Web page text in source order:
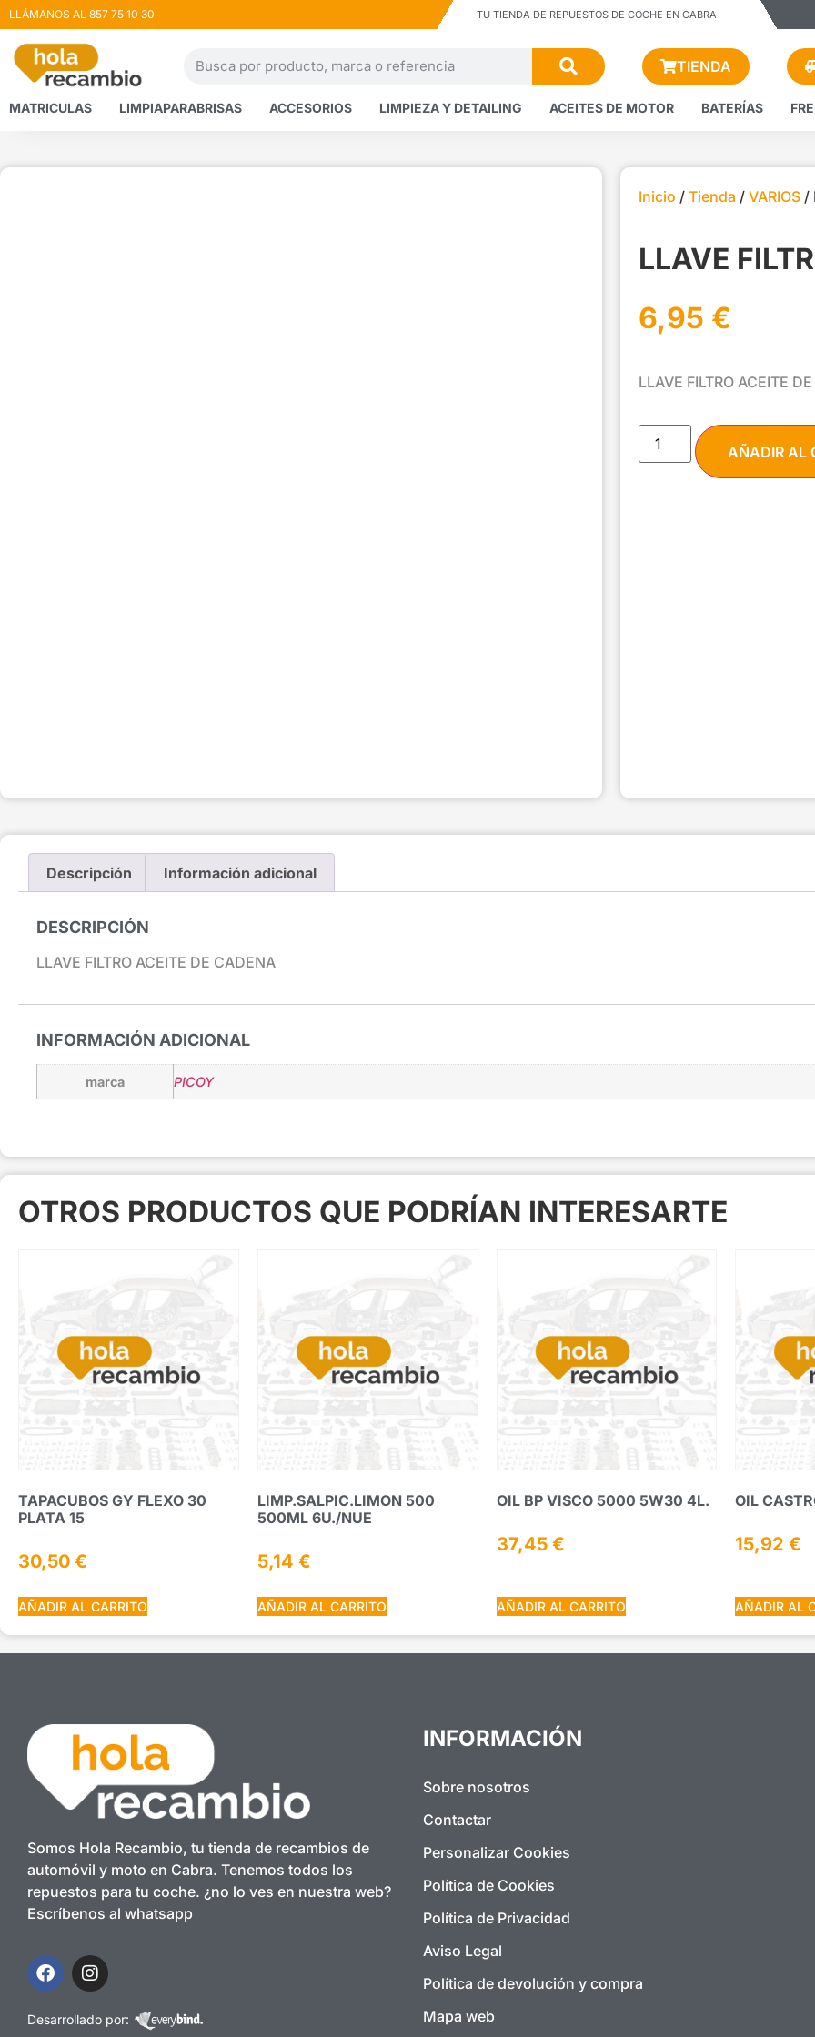
LLÁMANOS AL 857 75 10 30 TU TIENDA DE REPUESTOS DE COCHE EN CABRA
TIENDA
MATRICULAS LIMPIAPARABRISAS ACCESORIOS LIMPIEZA Y DETAILING ACEITES DE MOTOR BATERÍAS
Inicio / Tienda / VARIOS /
LLAVE
6,95 €
LLAVE FILTRO ACEITE
AÑADIR AL
Descripción Información adicional
DESCRIPCIÓN
LLAVE FILTRO ACEITE DE CADENA
INFORMACIÓN ADICIONAL
marca PICOY
OTROS PRODUCTOS QUE PODRÍAN INTERESARTE
TAPACUBOS GY FLEXO 30
PLATA 15
30,50 €
AÑADIR AL CARRITO
LIMP.SALPIC.LIMON 500
500ML 6U./NUE
5,14 €
AÑADIR AL CARRITO
OIL BP VISCO 5000 5W30 4L.
37,45 €
AÑADIR AL CARRITO
OIL
15,92€
AÑADIR AL
Somos Hola Recambio, tu tienda de recambios de
automóvil y moto en Cabra. Tenemos todos los
repuestos para tu coche. ¿no lo ves en nuestra web?
Escríbenos al whatsapp
Desarrollado por:
INFORMACIÓN
Sobre nosotros
Contactar
Personalizar Cookies
Política de Cookies
Política de Privacidad
Aviso Legal
Política de devolución y compra
Mapa web